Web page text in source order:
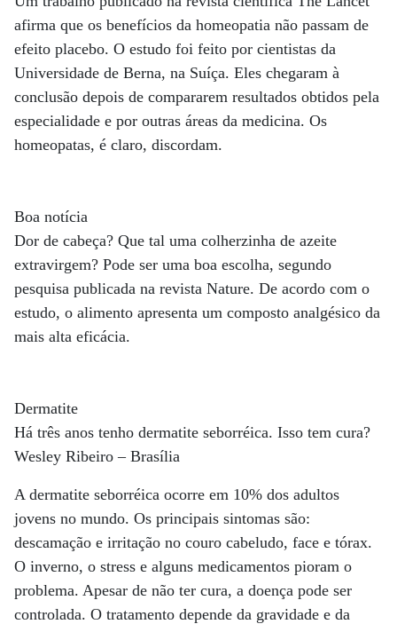
afirma que os benefícios da homeopatia não passam de
efeito placebo. O estudo foi feito por cientistas da
Universidade de Berna, na Suíça. Eles chegaram à
conclusão depois de compararem resultados obtidos pela
especialidade e por outras áreas da medicina. Os
homeopatas, é claro, discordam.
Boa notícia
Dor de cabeça? Que tal uma colherzinha de azeite
extravirgem? Pode ser uma boa escolha, segundo
pesquisa publicada na revista Nature. De acordo com o
estudo, o alimento apresenta um composto analgésico da
mais alta eficácia.
Dermatite
Há três anos tenho dermatite seborréica. Isso tem cura?
Wesley Ribeiro – Brasília
A dermatite seborréica ocorre em 10% dos adultos
jovens no mundo. Os principais sintomas são:
descamação e irritação no couro cabeludo, face e tórax.
O inverno, o stress e alguns medicamentos pioram o
problema. Apesar de não ter cura, a doença pode ser
controlada. O tratamento depende da gravidade e da